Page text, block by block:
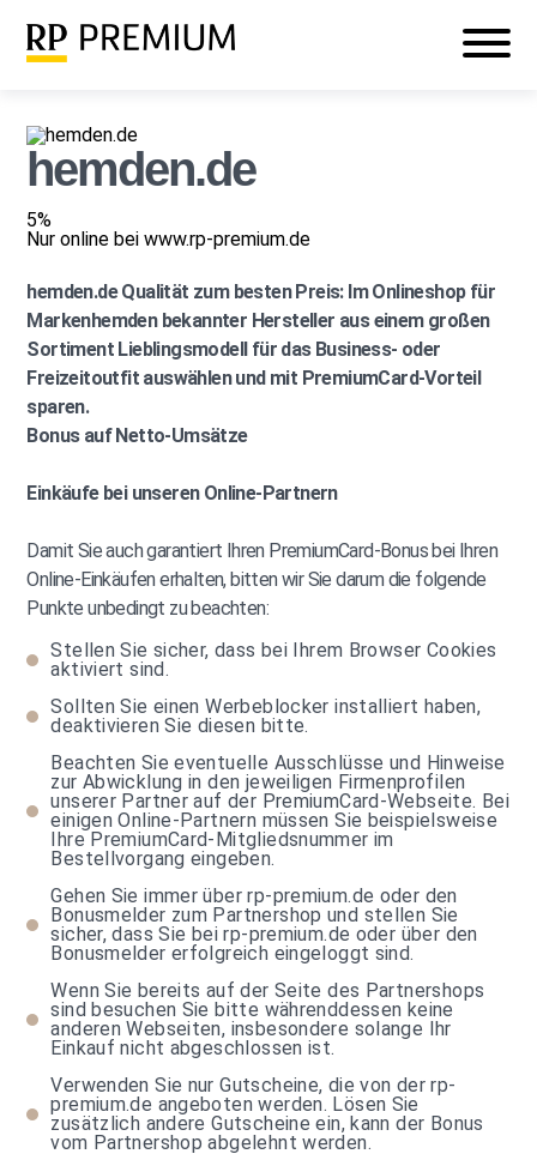
Login
hemden.de
5%
Nur online bei www.rp-premium.de
hemden.deQualität zum besten Preis: Im Onlineshop für
Markenhemden bekannter Hersteller aus einem großen
Sortiment Lieblingsmodell für das Business- oder
Freizeitoutfit auswählen und mit PremiumCard-Vorteil
sparen.
Bonus auf Netto-Umsätze
Einkäufe bei unseren Online-Partnern
Damit Sie auch garantiert Ihren PremiumCard-Bonus bei Ihren
Online-Einkäufen erhalten, bitten wir Sie darum die folgende
Punkte unbedingt zu beachten:
Stellen Sie sicher, dass bei Ihrem Browser Cookies
aktiviert sind.
Sollten Sie einen Werbeblocker installiert haben,
deaktivieren Sie diesen bitte.
Beachten Sie eventuelle Ausschlüsse und Hinweise
zur Abwicklung in den jeweiligen Firmenprofilen
unserer Partner auf der PremiumCard-Webseite. Bei
einigen Online-Partnern müssen Sie beispielsweise
Ihre PremiumCard-Mitgliedsnummer im
Bestellvorgang eingeben.
Gehen Sie immer über rp-premium.de oder den
Bonusmelder zum Partnershop und stellen Sie
sicher, dass Sie bei rp-premium.de oder über den
Bonusmelder erfolgreich eingeloggt sind.
Wenn Sie bereits auf der Seite des Partnershops
sind besuchen Sie bitte währenddessen keine
anderen Webseiten, insbesondere solange Ihr
Einkauf nicht abgeschlossen ist.
Verwenden Sie nur Gutscheine, die von der rp-
premium.de angeboten werden. Lösen Sie
zusätzlich andere Gutscheine ein, kann der Bonus
vom Partnershop abgelehnt werden.